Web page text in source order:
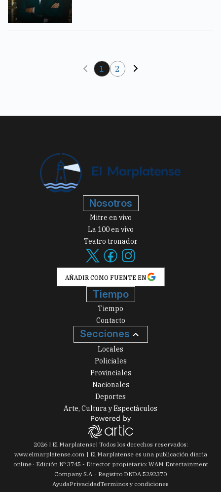
1 2
Nosotros
Mitre en vivo
La 100 en vivo
Teatro tronador
AÑADIR COMO FUENTE EN
Tiempo
Tiempo
Contacto
Secciones
Locales
Policiales
Provinciales
Nacionales
Deportes
Arte, Cultura y Espectáculos
2026| El Marplatense| Todos los derechos reservados:
www.elmarplatense.com
El Marplatense es una publicación diaria
online · Edición Nº 3745 - Director propietario: WAM Entertainment
Company S.A. · Registro DNDA 5292370
AyudaPrivacidadTerminos y condiciones